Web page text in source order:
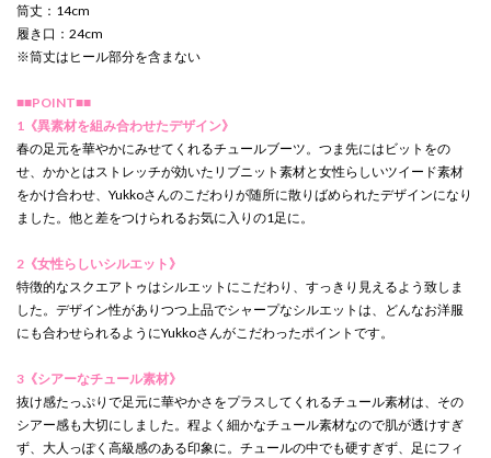
筒丈：14cm
履き口：24cm
※筒丈はヒール部分を含まない
■■POINT■■
1《異素材を組み合わせたデザイン》
春の足元を華やかにみせてくれるチュールブーツ。つま先にはビットをの
せ、かかとはストレッチが効いたリブニット素材と女性らしいツイード素材
をかけ合わせ、Yukkoさんのこだわりが随所に散りばめられたデザインになり
ました。他と差をつけられるお気に入りの1足に。
2《女性らしいシルエット》
特徴的なスクエアトゥはシルエットにこだわり、すっきり見えるよう致しま
した。デザイン性がありつつ上品でシャープなシルエットは、どんなお洋服
にも合わせられるようにYukkoさんがこだわったポイントです。
3《シアーなチュール素材》
抜け感たっぷりで足元に華やかさをプラスしてくれるチュール素材は、その
シアー感も大切にしました。程よく細かなチュール素材なので肌が透けすぎ
ず、大人っぽく高級感のある印象に。チュールの中でも硬すぎず、足にフィ